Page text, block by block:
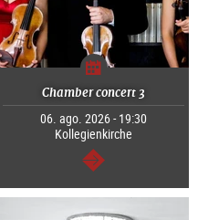
Chamber concert 3
06. ago. 2026 - 19:30
Kollegienkirche
segue